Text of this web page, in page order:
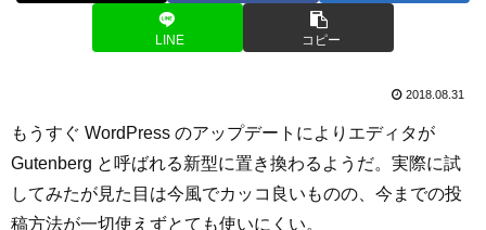
LINE コピー
2018.08.31
もうすぐ WordPress のアップデートによりエディタが
Gutenberg と呼ばれる新型に置き換わるようだ。実際に試
してみたが見た目は今風でカッコ良いものの、今までの投
稿方法が一切使えずとても使いにくい。